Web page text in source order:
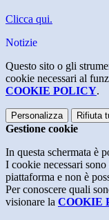
Clicca qui.
Notizie
Questo sito o gli
cookie necessari al
COOKIE POLICY.
Personalizza Rifiuta
Gestione cookie
In questa schermata è
I cookie necessari
piattaforma e non è
Per conoscere quali
visionare la COOKIE